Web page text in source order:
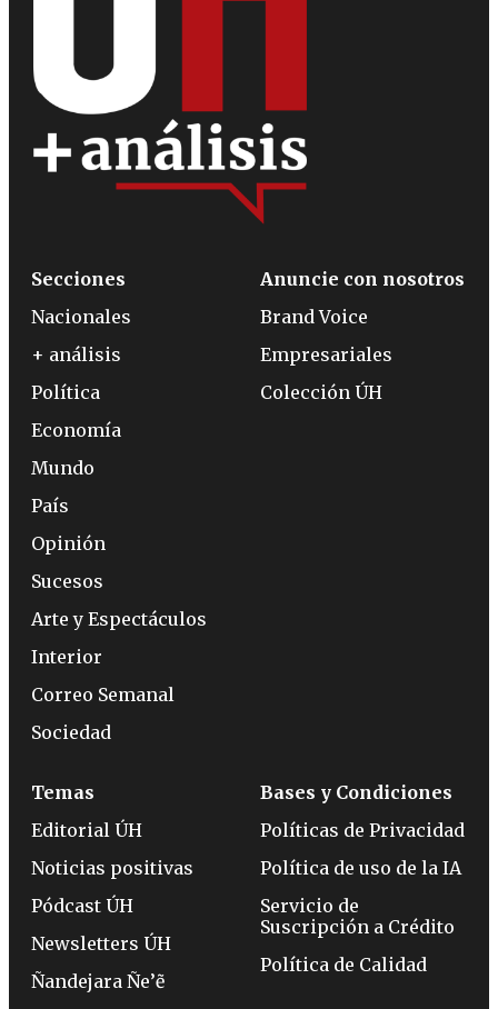
Secciones
Nacionales
+ análisis
Política
Economía
Mundo
País
Opinión
Sucesos
Arte y Espectáculos
Interior
Correo Semanal
Sociedad
Anuncie con nosotros
Brand Voice
Empresariales
Colección ÚH
Temas
Editorial ÚH
Noticias positivas
Pódcast ÚH
Newsletters ÚH
Ñandejara Ñe’ẽ
Bases y Condiciones
Políticas de Privacidad
Política de uso de la IA
Servicio de
Suscripción a Crédito
Política de Calidad